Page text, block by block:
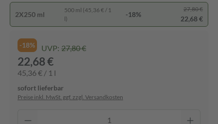
2X250 ml
500 ml (45,36 € / 1
l)
-18%
27,80 €
22,68 €
-18% UVP: 27,80 €
22,68 €
45,36 € / 1 l
sofort lieferbar
Preise inkl. MwSt. ggf. zzgl. Versandkosten